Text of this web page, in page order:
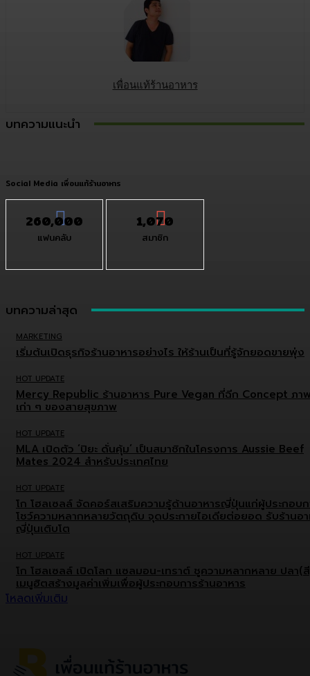
เพื่อนแท้ร้านอาหาร
บทความแนะนำ
Social Media เพื่อนแท้ร้านอาหาร
260,000
แฟนคลับ
1,070
สมาชิก
บทความล่าสุด
MARKETING
เริ่มต้นเปิดธุรกิจร้านอาหารอย่างไร ให้ร้านเป็นที่รู้จักยอดขายพุ่ง
HOT UPDATE
Mercy Republic ร้านอาหาร Pure Vegan ที่ฉีก Concept ภา
เก่า ๆ ของสายสุขภาพ
HOT UPDATE
MLA เปิดตัว ‘ปิยะ ดั่นคุ้ม’ เป็นสมาชิกในโครงการ Aussie Beef
Mates 2024 สำหรับประเทศไทย
HOT UPDATE
โก โฮลเซลล์ จัดคอร์สเสริมความรู้ด้านอาหารญี่ปุ่นแก่ผู้ประกอบ
โชว์ความหลากหลายวัตถุดิบ จุดประกายไอเดียต่อยอด รับร้านอ
ญี่ปุ่นเติบโต
HOT UPDATE
โก โฮลเซลล์ เปิดโลก แซลมอน-เทราต์ ชูความหลากหลาย ปลา(
เมนูฮิตสร้างมูลค่าเพิ่มเพื่อผู้ประกอบการร้านอาหาร
โหลดเพิ่มเติม